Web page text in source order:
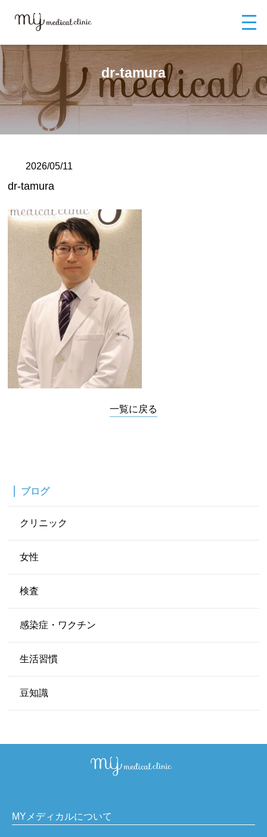
dr-tamura
2026/05/11
dr-tamura
一覧に戻る
ブログ
クリニック
女性
検査
感染症・ワクチン
生活習慣
豆知識
MYメディカルについて